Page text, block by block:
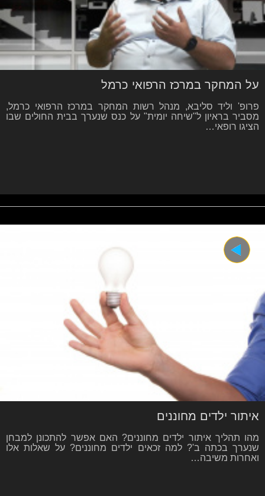
על המחקר במרכז הרפואי כרמל
פרופ' וליד סליבא, מנהל רשות המחקר במרכז הרפואי כרמל,
מסביר בראיון ל"שיחה יומית" על כנס שנערך בבית החולים שבו
הציגו רופאי…
איתור ילדים מחוננים
מהו תהליך איתור ילדים מחוננים? האם אפשר להתכונן למבחן
שנערך בכתה ב'? למה זכאים ילדים מחוננים? על שאלות אלו
ואחרות משיבה…